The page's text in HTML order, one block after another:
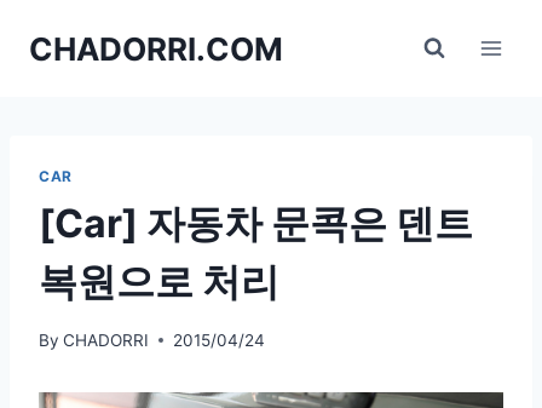
CHADORRI.COM
CAR
[Car] 자동차 문콕은 덴트
복원으로 처리
By CHADORRI 2015/04/24